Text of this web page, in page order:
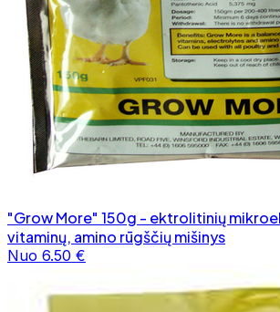
"Grow More" 150g - ektrolitinių
vitaminų, amino rūgščių mišinys
Nuo 6.50 €